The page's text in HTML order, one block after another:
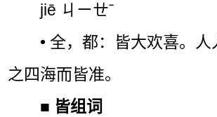
jiē ㄐㄧㄝˉ
• 全，都：皆大欢喜。
之四海而皆准。
■ 皆组词